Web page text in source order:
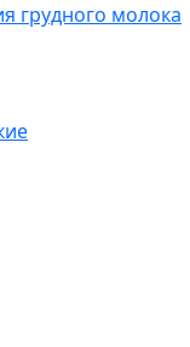
грудного молока